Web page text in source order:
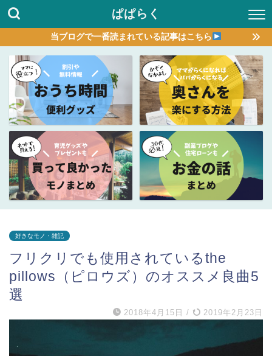
ぱぱらく
当ブログで一番読まれている記事はこちら
好きなモノ・雑記
フリクリでも使用されているthe
pillows（ピロウズ）のオススメ良曲5
選
2018年4月15日 / 2019年2月23日